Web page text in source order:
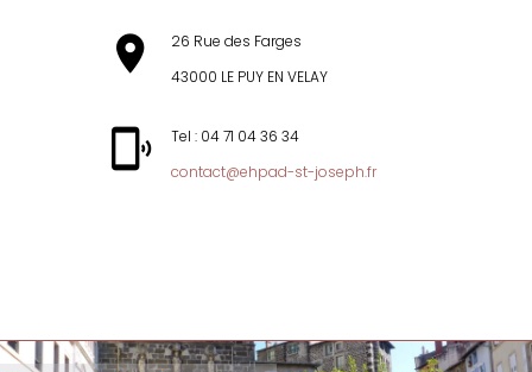
26 Rue des Farges
43000 LE PUY EN VELAY
Tel : 04 71 04 36 34
contact@ehpad-st-joseph.fr